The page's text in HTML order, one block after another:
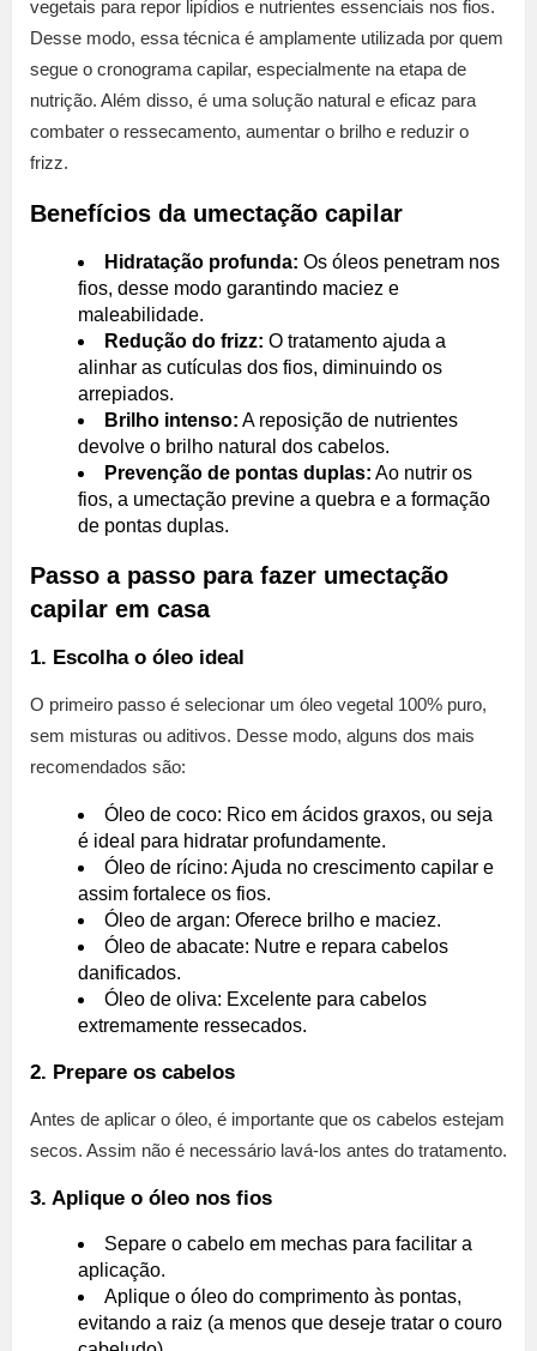
vegetais para repor lipídios e nutrientes essenciais nos fios.
Desse modo, essa técnica é amplamente utilizada por quem
segue o cronograma capilar, especialmente na etapa de
nutrição. Além disso, é uma solução natural e eficaz para
combater o ressecamento, aumentar o brilho e reduzir o
frizz.
Benefícios da umectação capilar
Hidratação profunda: Os óleos penetram nos
fios, desse modo garantindo maciez e
maleabilidade.
Redução do frizz: O tratamento ajuda a
alinhar as cutículas dos fios, diminuindo os
arrepiados.
Brilho intenso: A reposição de nutrientes
devolve o brilho natural dos cabelos.
Prevenção de pontas duplas: Ao nutrir os
fios, a umectação previne a quebra e a formação
de pontas duplas.
Passo a passo para fazer umectação
capilar em casa
1. Escolha o óleo ideal
O primeiro passo é selecionar um óleo vegetal 100% puro,
sem misturas ou aditivos. Desse modo, alguns dos mais
recomendados são:
Óleo de coco: Rico em ácidos graxos, ou seja
é ideal para hidratar profundamente.
Óleo de rícino: Ajuda no crescimento capilar e
assim fortalece os fios.
Óleo de argan: Oferece brilho e maciez.
Óleo de abacate: Nutre e repara cabelos
danificados.
Óleo de oliva: Excelente para cabelos
extremamente ressecados.
2. Prepare os cabelos
Antes de aplicar o óleo, é importante que os cabelos estejam
secos. Assim não é necessário lavá-los antes do tratamento.
3. Aplique o óleo nos fios
Separe o cabelo em mechas para facilitar a
aplicação.
Aplique o óleo do comprimento às pontas,
evitando a raiz (a menos que deseje tratar o couro